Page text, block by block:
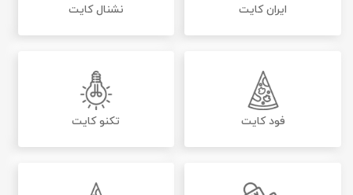
ایران کایت نشنال کایت
فود کایت تکنو کایت